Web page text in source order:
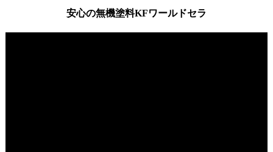
安心の無機塗料KFワールドセラ